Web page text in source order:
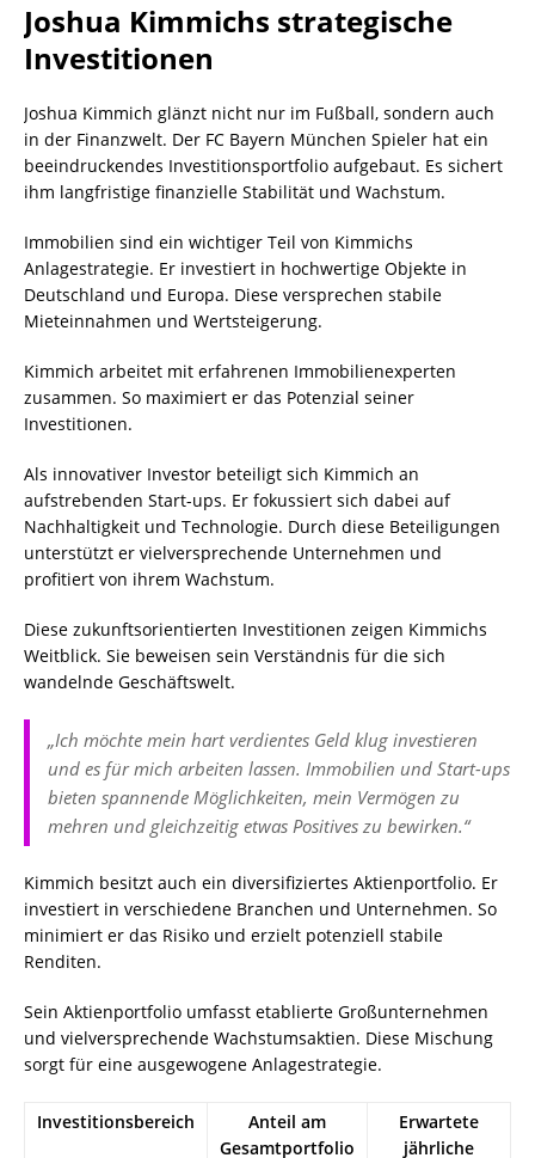
Joshua Kimmichs strategische
Investitionen
Joshua Kimmich glänzt nicht nur im Fußball, sondern auch
in der Finanzwelt. Der FC Bayern München Spieler hat ein
beeindruckendes Investitionsportfolio aufgebaut. Es sichert
ihm langfristige finanzielle Stabilität und Wachstum.
Immobilien sind ein wichtiger Teil von Kimmichs
Anlagestrategie. Er investiert in hochwertige Objekte in
Deutschland und Europa. Diese versprechen stabile
Mieteinnahmen und Wertsteigerung.
Kimmich arbeitet mit erfahrenen Immobilienexperten
zusammen. So maximiert er das Potenzial seiner
Investitionen.
Als innovativer Investor beteiligt sich Kimmich an
aufstrebenden Start-ups. Er fokussiert sich dabei auf
Nachhaltigkeit und Technologie. Durch diese Beteiligungen
unterstützt er vielversprechende Unternehmen und
profitiert von ihrem Wachstum.
Diese zukunftsorientierten Investitionen zeigen Kimmichs
Weitblick. Sie beweisen sein Verständnis für die sich
wandelnde Geschäftswelt.
„Ich möchte mein hart verdientes Geld klug investieren
und es für mich arbeiten lassen. Immobilien und Start-ups
bieten spannende Möglichkeiten, mein Vermögen zu
mehren und gleichzeitig etwas Positives zu bewirken.“
Kimmich besitzt auch ein diversifiziertes Aktienportfolio. Er
investiert in verschiedene Branchen und Unternehmen. So
minimiert er das Risiko und erzielt potenziell stabile
Renditen.
Sein Aktienportfolio umfasst etablierte Großunternehmen
und vielversprechende Wachstumsaktien. Diese Mischung
sorgt für eine ausgewogene Anlagestrategie.
Investitionsbereich
Anteil am
Gesamtportfolio
Erwartete
jährliche